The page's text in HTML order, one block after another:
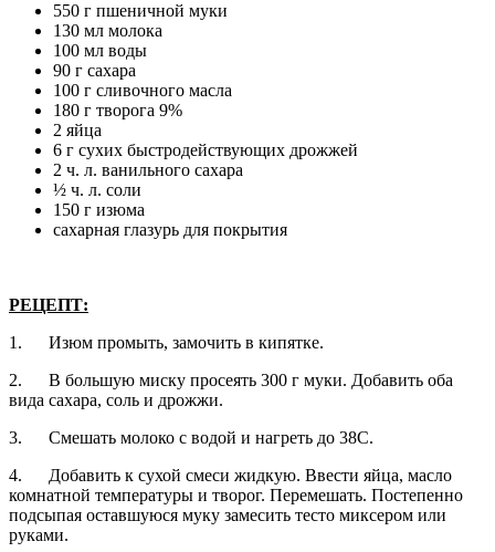
550 г пшеничной муки
130 мл молока
100 мл воды
90 г сахара
100 г сливочного масла
180 г творога 9%
2 яйца
6 г сухих быстродействующих дрожжей
2 ч. л. ванильного сахара
½ ч. л. соли
150 г изюма
сахарная глазурь для покрытия
РЕЦЕПТ:
1. Изюм промыть, замочить в кипятке.
2. В большую миску просеять 300 г муки. Добавить оба
вида сахара, соль и дрожжи.
3. Смешать молоко с водой и нагреть до 38С.
4. Добавить к сухой смеси жидкую. Ввести яйца, масло
комнатной температуры и творог. Перемешать. Постепенно
подсыпая оставшуюся муку замесить тесто миксером или
руками.